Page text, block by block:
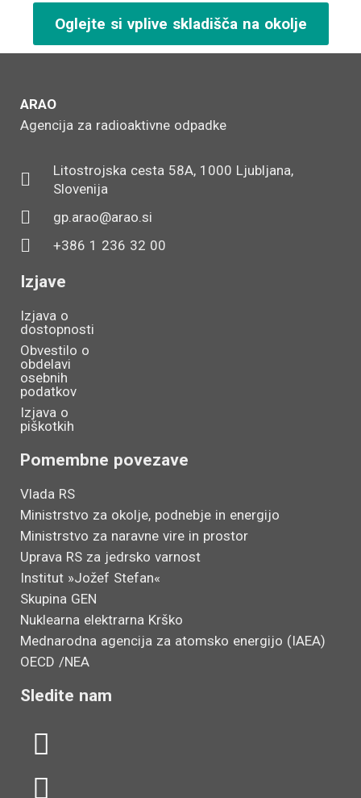
Oglejte si vplive skladišča na okolje
ARAO
Agencija za radioaktivne odpadke
Litostrojska cesta 58A, 1000 Ljubljana,
Slovenija
gp.arao@arao.si
+386 1 236 32 00
Izjave
Izjava o
dostopnosti
Obvestilo o
obdelavi
osebnih
podatkov
Izjava o
piškotkih
Pomembne povezave
Vlada RS
Ministrstvo za okolje, podnebje in energijo
Ministrstvo za naravne vire in prostor
Uprava RS za jedrsko varnost
Institut »Jožef Stefan«
Skupina GEN
Nuklearna elektrarna Krško
Mednarodna agencija za atomsko energijo (IAEA)
OECD /NEA
Sledite nam
L
Y